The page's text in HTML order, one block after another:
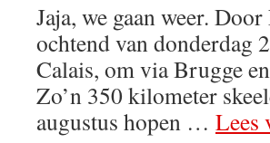
Jaja, we gaan weer.
ochtend van donderdag
Calais, om via Brugge
Zo’n 350 kilometer
augustus hopen … Lees